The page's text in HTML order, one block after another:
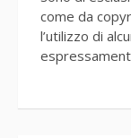
come da
l’utilizzo di